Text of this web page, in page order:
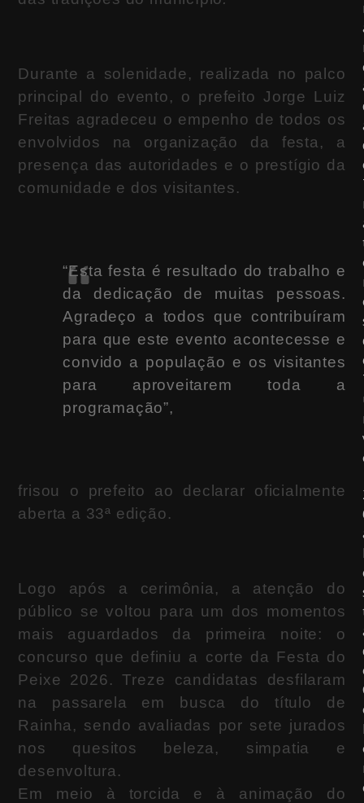
Durante a solenidade, realizada no palco
principal do evento, o prefeito Jorge Luiz
Freitas agradeceu o empenho de todos os
envolvidos na organização da festa, a
presença das autoridades e o prestígio da
comunidade e dos visitantes.
“Esta festa é resultado do trabalho e
da dedicação de muitas pessoas.
Agradeço a todos que contribuíram
para que este evento acontecesse e
convido a população e os visitantes
para aproveitarem toda a
programação”,
frisou o prefeito ao declarar oficialmente
aberta a 33ª edição.
Logo após a cerimônia, a atenção do
público se voltou para um dos momentos
mais aguardados da primeira noite: o
concurso que definiu a corte da Festa do
Peixe 2026. Treze candidatas desfilaram
na passarela em busca do título de
Rainha, sendo avaliadas por sete jurados
nos quesitos beleza, simpatia e
desenvoltura.
Em meio à torcida e à animação do